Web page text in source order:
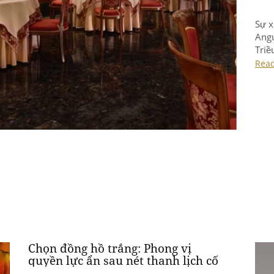
Apr
Tọa
Chọn đồng hồ trắng: Phong vị
quyền lực ẩn sau nét thanh lịch cố